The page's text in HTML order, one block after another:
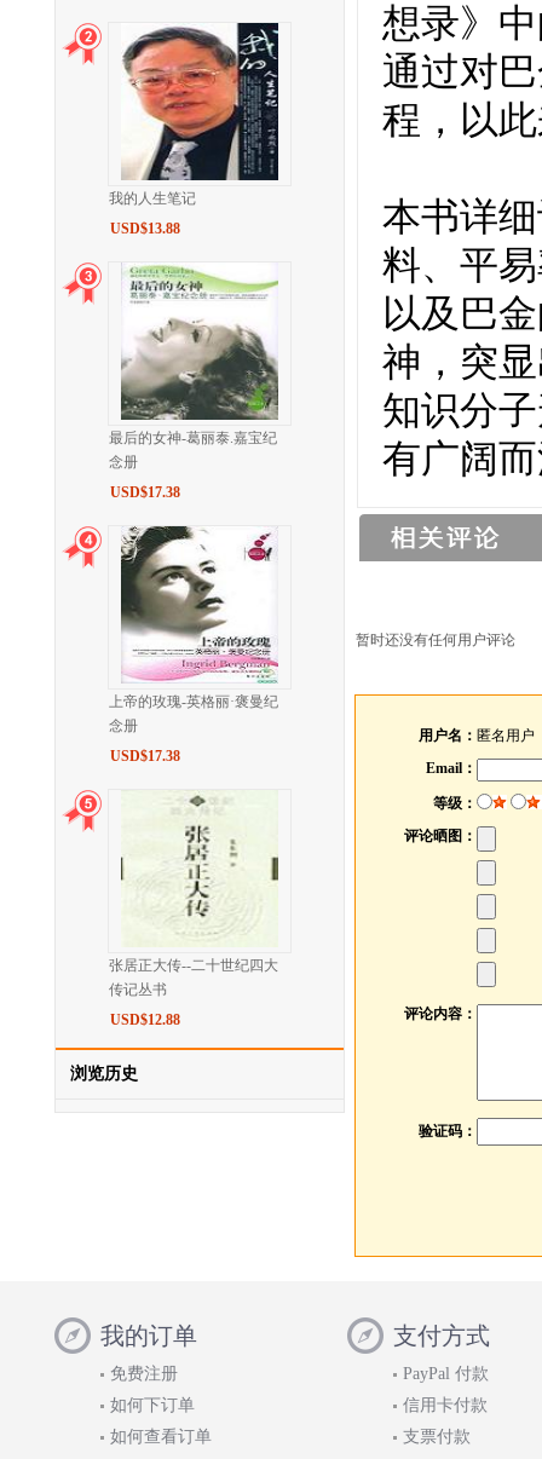
我的人生笔记
USD$13.88
最后的女神-葛丽泰.嘉宝纪
念册
USD$17.38
上帝的玫瑰-英格丽·褒曼纪
念册
USD$17.38
张居正大传--二十世纪四大
传记丛书
USD$12.88
浏览历史
想录》
通过对
程，以
本书详
料、平
以及巴
神，突
知识分
有广阔
暂时还没有任何用户评论
用户名： 匿名用户
Email：
等级：
评论晒图：
评论内容：
验证码：
我的订单
免费注册
如何下订单
如何查看订单
支付方式
PayPal 付款
信用卡付款
支票付款